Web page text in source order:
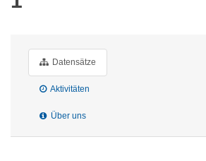
Datensätze
Aktivitäten
Über uns